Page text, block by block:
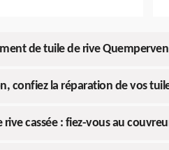
de tuile de rive Quemperven
confiez la réparation de vos
cassée : fiez-vous au